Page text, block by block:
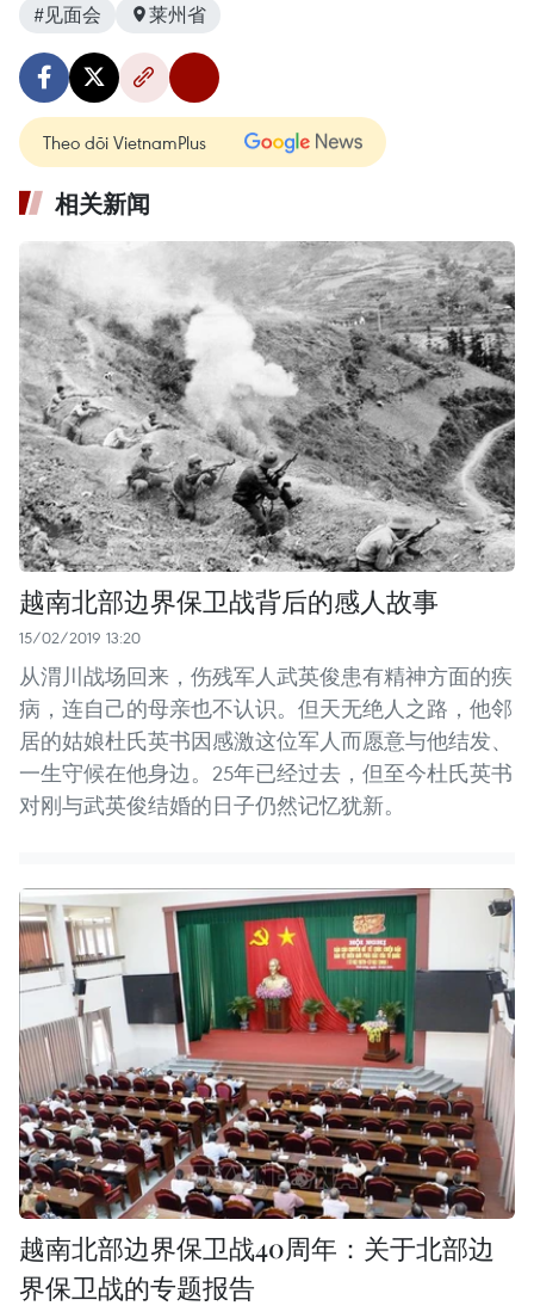
#见面会
莱州省
Theo dõi VietnamPlus
相关新闻
越南北部边界保卫战背后的感人故事
15/02/2019 13:20
从渭川战场回来，伤残军人武英俊患有精神方面的疾
病，连自己的母亲也不认识。但天无绝人之路，他邻
居的姑娘杜氏英书因感激这位军人而愿意与他结发、
一生守候在他身边。25年已经过去，但至今杜氏英书
对刚与武英俊结婚的日子仍然记忆犹新。
越南北部边界保卫战40周年：关于北部边
界保卫战的专题报告